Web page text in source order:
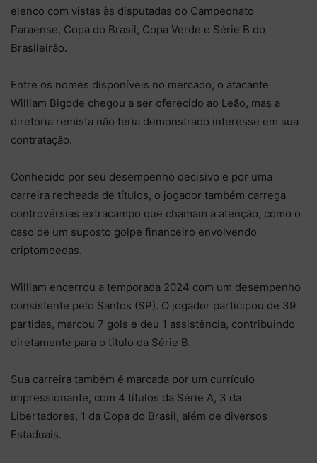
elenco com vistas às disputadas do Campeonato
Paraense, Copa do Brasil, Copa Verde e Série B do
Brasileirão.
Entre os nomes disponíveis no mercado, o atacante
William Bigode chegou a ser oferecido ao Leão, mas a
diretoria remista não teria demonstrado interesse em sua
contratação.
Conhecido por seu desempenho decisivo e por uma
carreira recheada de títulos, o jogador também carrega
controvérsias extracampo que chamam a atenção, como o
caso de um suposto golpe financeiro envolvendo
criptomoedas.
William encerrou a temporada 2024 com um desempenho
consistente pelo Santos (SP). O jogador participou de 39
partidas, marcou 7 gols e deu 1 assistência, contribuindo
diretamente para o título da Série B.
Sua carreira também é marcada por um currículo
impressionante, com 4 títulos da Série A, 3 da
Libertadores, 1 da Copa do Brasil, além de diversos
Estaduais.